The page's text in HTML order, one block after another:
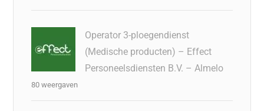
Operator 3-ploegendienst
(Medische producten) – Effect
Personeelsdiensten B.V. – Almelo
80 weergaven